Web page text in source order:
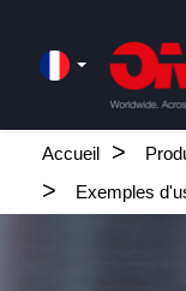
Accueil
Exemples